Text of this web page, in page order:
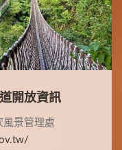
開放資訊
風景管理處